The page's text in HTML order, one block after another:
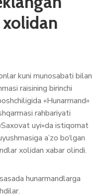
kuni munosabati bilan
raisining birinchi
«Hunarmand»
rahbariyati
uyi»da istiqomat
a’zo bo‘lgan
xolidan xabar olindi.
hunarmandlarga